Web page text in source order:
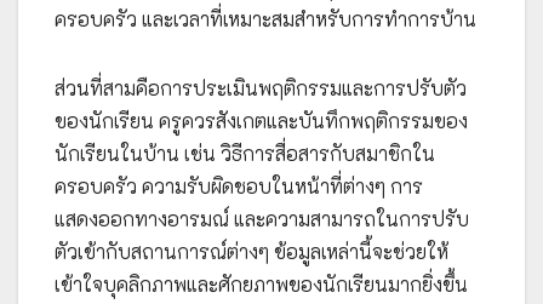
ครอบครัว และเวลาที่เหมาะสมสำหรับการทำการบ้าน
ส่วนที่สามคือการประเมินพฤติกรรมและการปรับตัว
ของนักเรียน ครูควรสังเกตและบันทึกพฤติกรรมของ
นักเรียนในบ้าน เช่น วิธีการสื่อสารกับสมาชิกใน
ครอบครัว ความรับผิดชอบในหน้าที่ต่างๆ การ
แสดงออกทางอารมณ์ และความสามารถในการปรับ
ตัวเข้ากับสถานการณ์ต่างๆ ข้อมูลเหล่านี้จะช่วยให้
เข้าใจบุคลิกภาพและศักยภาพของนักเรียนมากยิ่งขึ้น